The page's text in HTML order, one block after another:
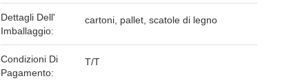
Dettagli Dell'
Imballaggio:
cartoni, pallet, scatole di legno
Condizioni Di
Pagamento:
T/T